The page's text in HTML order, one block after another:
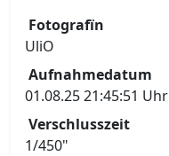
Fotografïn
UliO
Aufnahmedatum
01.08.25 21:45:51 Uhr
Verschlusszeit
1/450"